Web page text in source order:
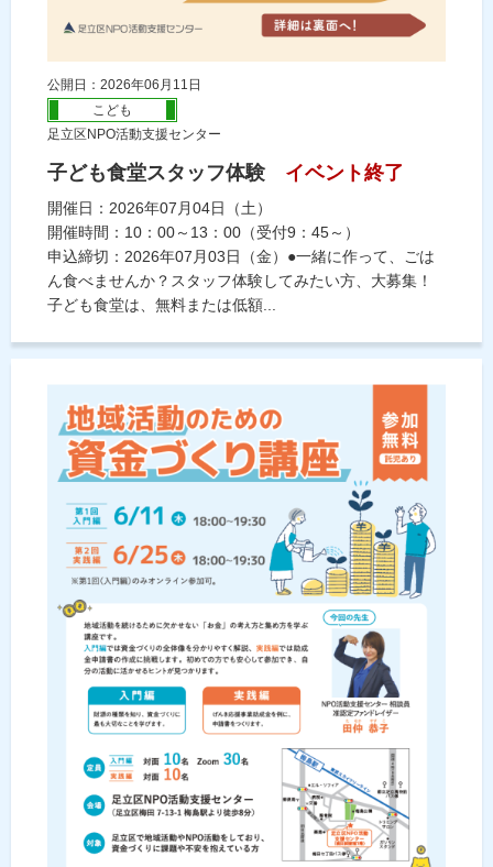
公開日：2026年06月11日
こども
足立区NPO活動支援センター
子ども食堂スタッフ体験 イベント終了
開催日：2026年07月04日（土）
開催時間：10：00～13：00（受付9：45～）
申込締切：2026年07月03日（金）●一緒に作って、ごは
ん食べませんか？スタッフ体験してみたい方、大募集！
子ども食堂は、無料または低額...